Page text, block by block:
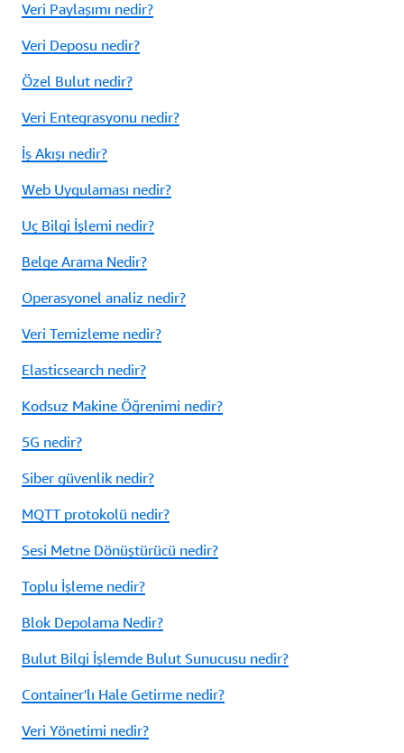
Veri Paylaşımı nedir?
Veri Deposu nedir?
Özel Bulut nedir?
Veri Entegrasyonu nedir?
İş Akışı nedir?
Web Uygulaması nedir?
Uç Bilgi İşlemi nedir?
Belge Arama Nedir?
Operasyonel analiz nedir?
Veri Temizleme nedir?
Elasticsearch nedir?
Kodsuz Makine Öğrenimi nedir?
5G nedir?
Siber güvenlik nedir?
MQTT protokolü nedir?
Sesi Metne Dönüştürücü nedir?
Toplu İşleme nedir?
Blok Depolama Nedir?
Bulut Bilgi İşlemde Bulut Sunucusu nedir?
Container'lı Hale Getirme nedir?
Veri Yönetimi nedir?